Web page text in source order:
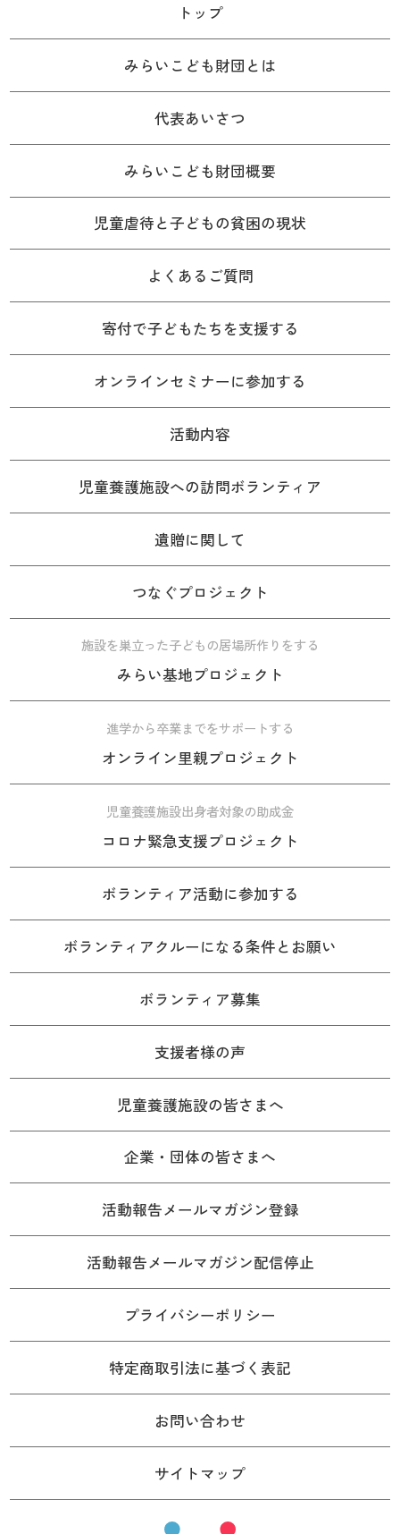
トップ
みらいこども財団とは
代表あいさつ
みらいこども財団概要
児童虐待と子どもの貧困の現状
よくあるご質問
寄付で子どもたちを支援する
オンラインセミナーに参加する
活動内容
児童養護施設への訪問ボランティア
遺贈に関して
つなぐプロジェクト
施設を巣立った子どもの居場所作りをする
みらい基地プロジェクト
進学から卒業までをサポートする
オンライン里親プロジェクト
児童養護施設出身者対象の助成金
コロナ緊急支援プロジェクト
ボランティア活動に参加する
ボランティアクルーになる条件とお願い
ボランティア募集
支援者様の声
児童養護施設の皆さまへ
企業・団体の皆さまへ
活動報告メールマガジン登録
活動報告メールマガジン配信停止
プライバシーポリシー
特定商取引法に基づく表記
お問い合わせ
サイトマップ